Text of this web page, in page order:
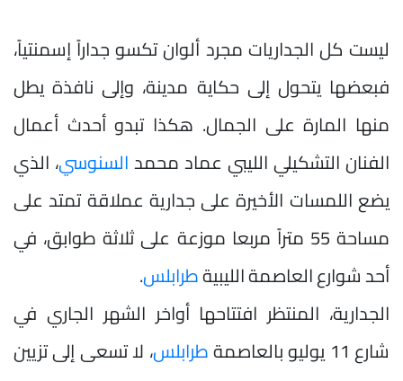
ليست كل الجداريات مجرد ألوان تكسو جداراً إسمنتياً،
فبعضها يتحول إلى حكاية مدينة، وإلى نافذة يطل
منها المارة على الجمال. هكذا تبدو أحدث أعمال
الفنان التشكيلي الليبي عماد محمدالسنوسي، الذي
يضع اللمسات الأخيرة على جدارية عملاقة تمتد على
مساحة 55 متراً مربعا موزعة على ثلاثة طوابق، في
أحد شوارع العاصمة الليبيةطرابلس.
الجدارية، المنتظر افتتاحها أواخر الشهر الجاري في
شارع 11 يوليو بالعاصمة
طرابلس، لا تسعى إلى تزيين